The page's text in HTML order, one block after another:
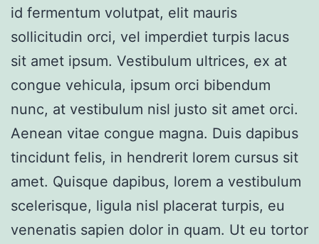
id fermentum volutpat, elit mauris
sollicitudin orci, vel imperdiet turpis lacus
sit amet ipsum. Vestibulum ultrices, ex at
congue vehicula, ipsum orci bibendum
nunc, at vestibulum nisl justo sit amet orci.
Aenean vitae congue magna. Duis dapibus
tincidunt felis, in hendrerit lorem cursus sit
amet. Quisque dapibus, lorem a vestibulum
scelerisque, ligula nisl placerat turpis, eu
venenatis sapien dolor in quam. Ut eu tortor